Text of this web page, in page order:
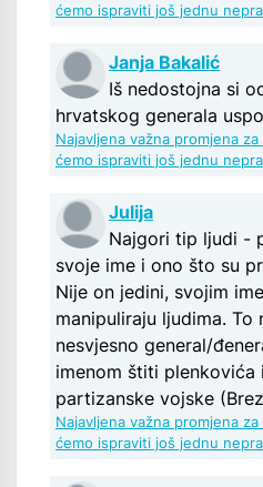
ćemo ispraviti još jednu
Janja Bakalić
Iš nedostojna si
hrvatskog generala
Najavljena važna promjena
ćemo ispraviti još jednu
Julija
Najgori tip ljudi -
svoje ime i ono što su
Nije on jedini, svojim
manipuliraju ljudima. To
nesvjesno general/
imenom štiti plenkovića
partizanske vojske
Najavljena važna promjena
ćemo ispraviti još jednu